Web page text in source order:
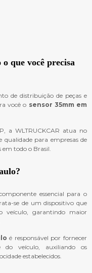
o que você precisa
de distribuição de peças e
você o sensor 35mm em
a WLTRUCKCAR atua no
qualidade para empresas de
todo o Brasil.
?
essencial para o
se de um dispositivo que
veículo, garantindo maior
é responsável por fornecer
do veículo, auxiliando os
estabelecidos.